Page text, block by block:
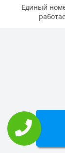
Единый